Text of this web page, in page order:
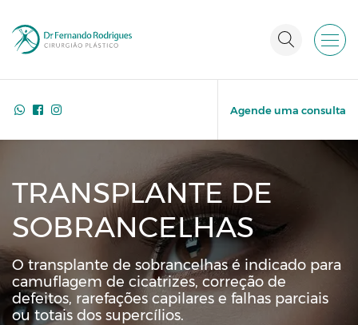
Agende uma consulta
TRANSPLANTE DE
SOBRANCELHAS
O transplante de sobrancelhas é indicado para
camuflagem de cicatrizes, correção de
defeitos, rarefações capilares e falhas parciais
ou totais dos supercílios.